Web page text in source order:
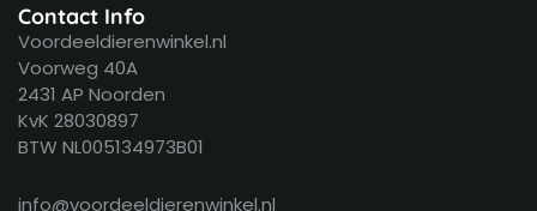
Contact Info
Voordeeldierenwinkel.nl
Voorweg 40A
2431 AP Noorden
KvK 28030897
BTW NL005134973B01
info@voordeeldierenwinkel.nl